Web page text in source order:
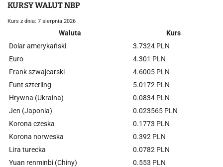
KURSY WALUT NBP
Kurs z dnia: 7 sierpnia 2026
Waluta
Kurs
Dolar amerykański
3.7324 PLN
Euro
4.301 PLN
Frank szwajcarski
4.6005 PLN
Funt szterling
5.0172 PLN
Hrywna (Ukraina)
0.0834 PLN
Jen (Japonia)
0.023565 PLN
Korona czeska
0.1773 PLN
Korona norweska
0.392 PLN
Lira turecka
0.0782 PLN
Yuan renminbi (Chiny)
0.553 PLN